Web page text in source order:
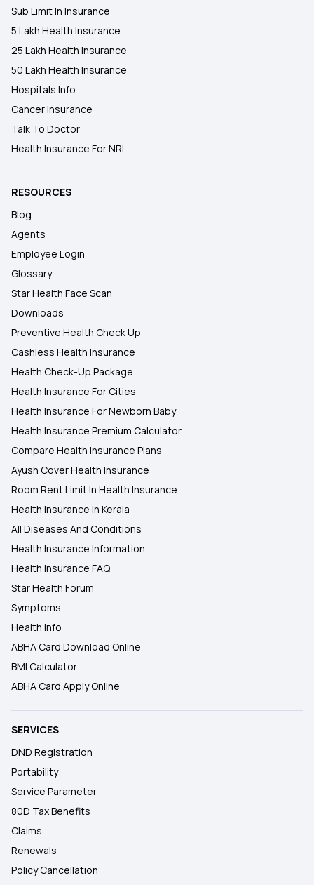
Sub Limit In Insurance
5 Lakh Health Insurance
25 Lakh Health Insurance
50 Lakh Health Insurance
Hospitals Info
Cancer Insurance
Talk To Doctor
Health Insurance For NRI
RESOURCES
Blog
Agents
Employee Login
Glossary
Star Health Face Scan
Downloads
Preventive Health Check Up
Cashless Health Insurance
Health Check-Up Package
Health Insurance For Cities
Health Insurance For Newborn Baby
Health Insurance Premium Calculator
Compare Health Insurance Plans
Ayush Cover Health Insurance
Room Rent Limit In Health Insurance
Health Insurance In Kerala
All Diseases And Conditions
Health Insurance Information
Health Insurance FAQ
Star Health Forum
Symptoms
Health Info
ABHA Card Download Online
BMI Calculator
ABHA Card Apply Online
SERVICES
DND Registration
Portability
Service Parameter
80D Tax Benefits
Claims
Renewals
Policy Cancellation